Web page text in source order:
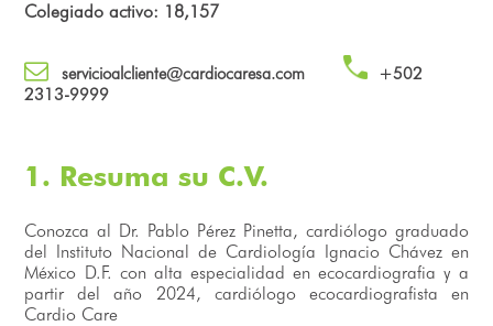
Colegiado activo: 18,157
servicioalcliente@cardiocaresa.com
+502
2313-9999
1. Resuma su C.V.
Conozca al Dr. Pablo Pérez Pinetta, cardiólogo graduado
del Instituto Nacional de Cardiología Ignacio Chávez en
México D.F. con alta especialidad en ecocardiografia y a
partir del año 2024, cardiólogo ecocardiografista en
Cardio Care